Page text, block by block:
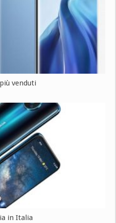
venduti
in Italia